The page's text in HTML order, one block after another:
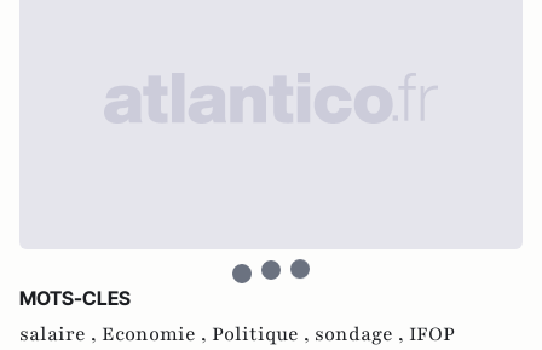
MOTS-CLES
salaire , Economie , Politique , sondage , IFOP